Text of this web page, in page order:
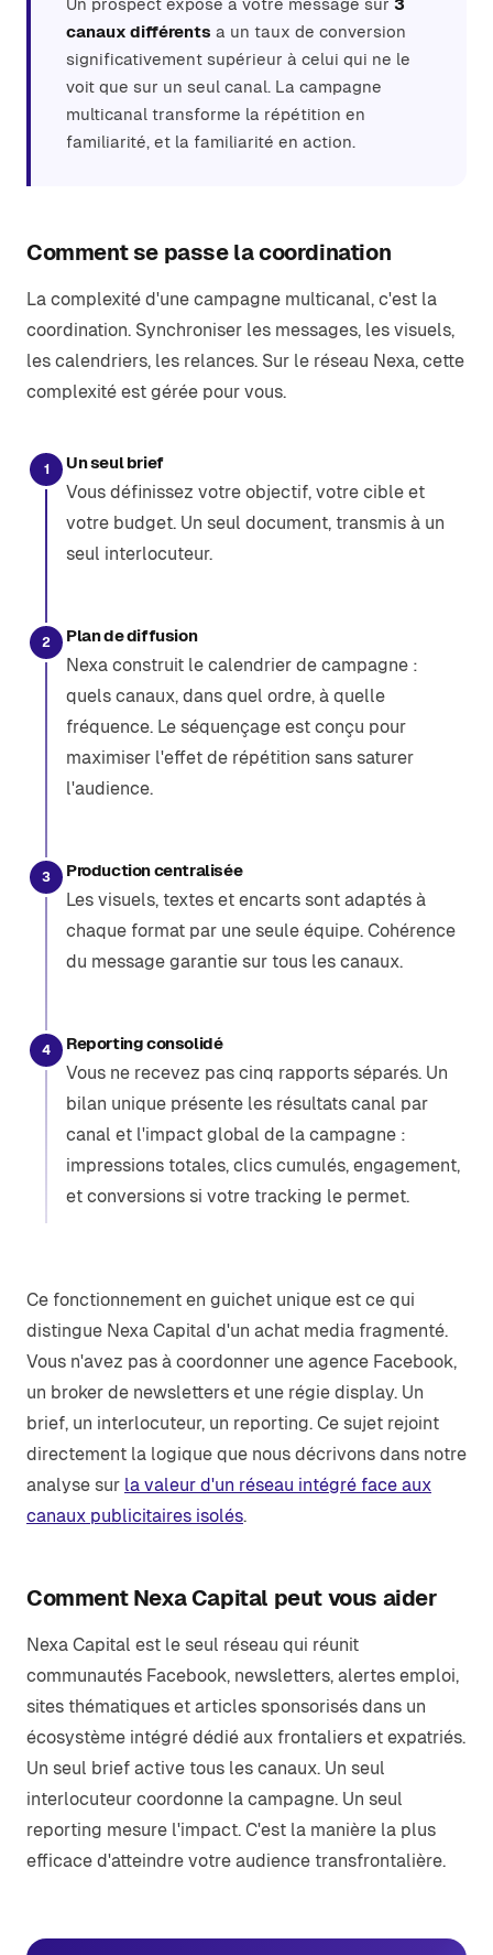
Un prospect exposé à votre message sur 3
canaux différents a un taux de conversion
significativement supérieur à celui qui ne le
voit que sur un seul canal. La campagne
multicanal transforme la répétition en
familiarité, et la familiarité en action.
Comment se passe la coordination
La complexité d'une campagne multicanal, c'est la
coordination. Synchroniser les messages, les visuels,
les calendriers, les relances. Sur le réseau Nexa, cette
complexité est gérée pour vous.
1 Un seul brief
Vous définissez votre objectif, votre cible et
votre budget. Un seul document, transmis à un
seul interlocuteur.
2 Plan de diffusion
Nexa construit le calendrier de campagne :
quels canaux, dans quel ordre, à quelle
fréquence. Le séquençage est conçu pour
maximiser l'effet de répétition sans saturer
l'audience.
3 Production centralisée
Les visuels, textes et encarts sont adaptés à
chaque format par une seule équipe. Cohérence
du message garantie sur tous les canaux.
4 Reporting consolidé
Vous ne recevez pas cinq rapports séparés. Un
bilan unique présente les résultats canal par
canal et l'impact global de la campagne :
impressions totales, clics cumulés, engagement,
et conversions si votre tracking le permet.
Ce fonctionnement en guichet unique est ce qui
distingue Nexa Capital d'un achat media fragmenté.
Vous n'avez pas à coordonner une agence Facebook,
un broker de newsletters et une régie display. Un
brief, un interlocuteur, un reporting. Ce sujet rejoint
directement la logique que nous décrivons dans notre
analyse sur la valeur d'un réseau intégré face aux
canaux publicitaires isolés.
Comment Nexa Capital peut vous aider
Nexa Capital est le seul réseau qui réunit
communautés Facebook, newsletters, alertes emploi,
sites thématiques et articles sponsorisés dans un
écosystème intégré dédié aux frontaliers et expatriés.
Un seul brief active tous les canaux. Un seul
interlocuteur coordonne la campagne. Un seul
reporting mesure l'impact. C'est la manière la plus
efficace d'atteindre votre audience transfrontalière.